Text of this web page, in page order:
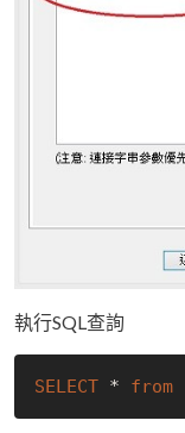
執行SQL查詢
SELECT * from